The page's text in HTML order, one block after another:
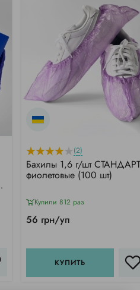
(2)
Бахилы 1,6 г/шт
фиолетовые (100 шт)
Купили 812 раз
56 грн/уп
КУПИТЬ